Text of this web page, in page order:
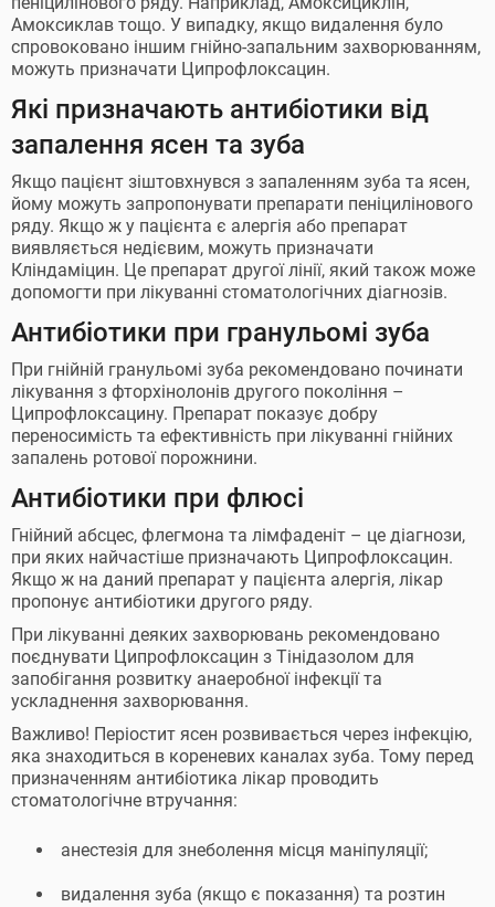
Амоксиклав тощо. У випадку, якщо видалення було
спровоковано іншим гнійно-запальним захворюванням,
можуть призначати Ципрофлоксацин.
Які призначають антибіотики від
запалення ясен та зуба
Якщо пацієнт зіштовхнувся з запаленням зуба та ясен,
йому можуть запропонувати препарати пеніцилінового
ряду. Якщо ж у пацієнта є алергія або препарат
виявляється недієвим, можуть призначати
Кліндаміцин. Це препарат другої лінії, який також може
допомогти при лікуванні стоматологічних діагнозів.
Антибіотики при гранульомі зуба
При гнійній гранульомі зуба рекомендовано починати
лікування з фторхінолонів другого покоління –
Ципрофлоксацину. Препарат показує добру
переносимість та ефективність при лікуванні гнійних
запалень ротової порожнини.
Антибіотики при флюсі
Гнійний абсцес, флегмона та лімфаденіт – це діагнози,
при яких найчастіше призначають Ципрофлоксацин.
Якщо ж на даний препарат у пацієнта алергія, лікар
пропонує антибіотики другого ряду.
При лікуванні деяких захворювань рекомендовано
поєднувати Ципрофлоксацин з Тінідазолом для
запобігання розвитку анаеробної інфекції та
ускладнення захворювання.
Важливо! Періостит ясен розвивається через інфекцію,
яка знаходиться в кореневих каналах зуба. Тому перед
призначенням антибіотика лікар проводить
стоматологічне втручання:
анестезія для знеболення місця маніпуляції;
видалення зуба (якщо є показання) та розтин